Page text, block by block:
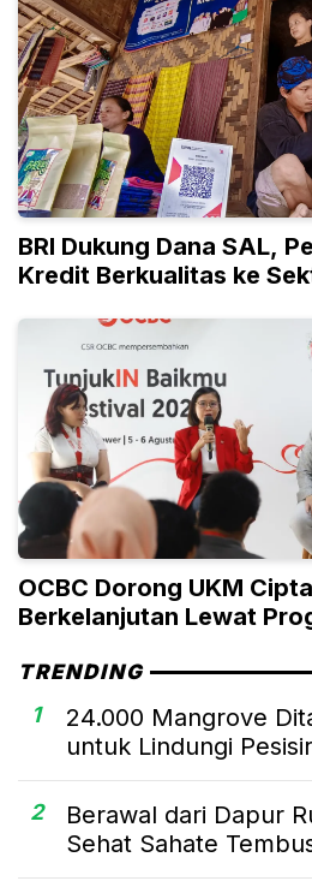
BRI Dukung Dana SAL,
Kredit Berkualitas ke
OCBC Dorong UKM
Berkelanjutan Lewat
TRENDING
1
24.000 Mangrove
untuk Lindungi
2
Berawal dari Dapur
Sehat Sahate